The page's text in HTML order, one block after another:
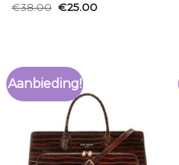
€38.00 €25.00
Aanbieding!